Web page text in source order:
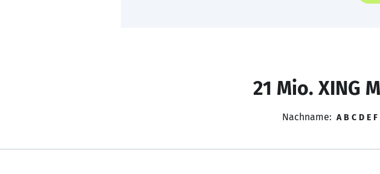
21 Mio. XING
Nachname: A B C D E F